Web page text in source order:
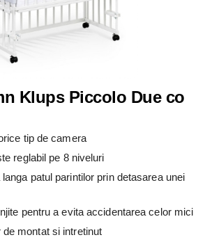
Klups Piccolo Due co
tip de camera
reglabil pe 8 niveluri
patul parintilor prin detasarea unei
pentru a evita accidentarea celor mici
montat si intretinut